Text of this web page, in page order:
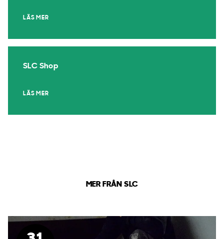
LÄS MER
SLC Shop
LÄS MER
MER FRÅN SLC